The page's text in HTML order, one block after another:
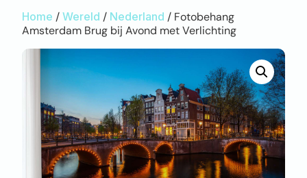
Home / Wereld / Nederland / Fotobehang
Amsterdam Brug bij Avond met Verlichting